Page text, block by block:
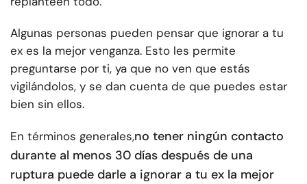
Algunas personas pueden pensar que ignorar a tu
ex es la mejor venganza. Esto les permite
preguntarse por ti, ya que no ven que estás
vigilándolos, y se dan cuenta de que puedes estar
bien sin ellos.
En términos generales,no tener ningún contacto
durante al menos 30 días después de una
ruptura puede darle a ignorar a tu ex la mejor